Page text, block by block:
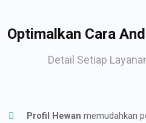
Optimalkan Cara
Detail Setiap
Profil Hewan memudahkan